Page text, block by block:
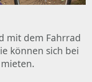
mit dem Fahrrad
können sich bei